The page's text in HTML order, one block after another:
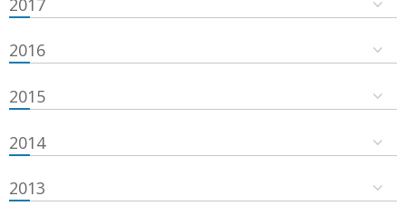
2017
2016
2015
2014
2013